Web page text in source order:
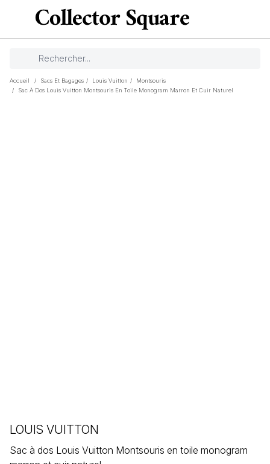
Accueil / Sacs Et Bagages / Louis Vuitton /
Montsouris
/
Sac À Dos Louis Vuitton Montsouris En Toile Monogram Marron Et Cuir Naturel
LOUIS VUITTON
Sac à dos Louis Vuitton Montsouris en toile monogram